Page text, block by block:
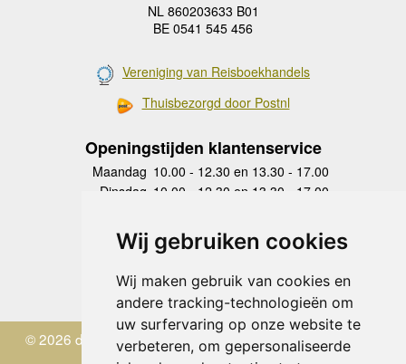
Wij gebruiken cookies
Wij maken gebruik van cookies en
andere tracking-technologieën om
uw surfervaring op onze website te
verbeteren, om gepersonaliseerde
NL 860203633 B01
BE 0541 545 456
Vereniging van Reisboekhandels
Thuisbezorgd door Postnl
Openingstijden klantenservice
Maandag 10.00 - 12.30 en 13.30 - 17.00
Dinsdag 10.00 - 12.30 en 13.30 - 17.00
Donderdag
10.00 - 12.30 en 13.30 - 17.00
Vrijdag 10.00 - 12.30 en 13.30 - 17.00
Zaterdag
gesloten
Zondag gesloten
© 2026 de Zwerver